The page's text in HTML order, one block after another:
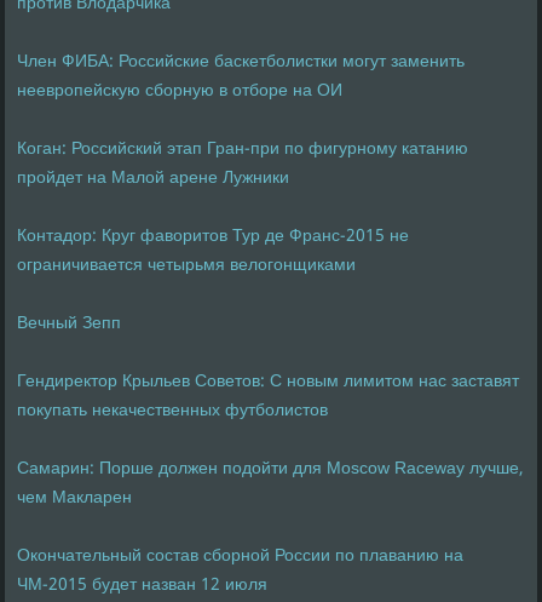
Член ФИБА: Российские баскетболистки могут заменить
неевропейскую сборную в отборе на ОИ
Коган: Российский этап Гран-при по фигурному катанию
пройдет на Малой арене Лужники
Контадор: Круг фаворитов Тур де Франс-2015 не
ограничивается четырьмя велогонщиками
Вечный Зепп
Гендиректор Крыльев Советов: С новым лимитом нас заставят
покупать некачественных футболистов
Самарин: Порше должен подойти для Moscow Raceway лучше,
чем Макларен
Окончательный состав сборной России по плаванию на
ЧМ-2015 будет назван 12 июля